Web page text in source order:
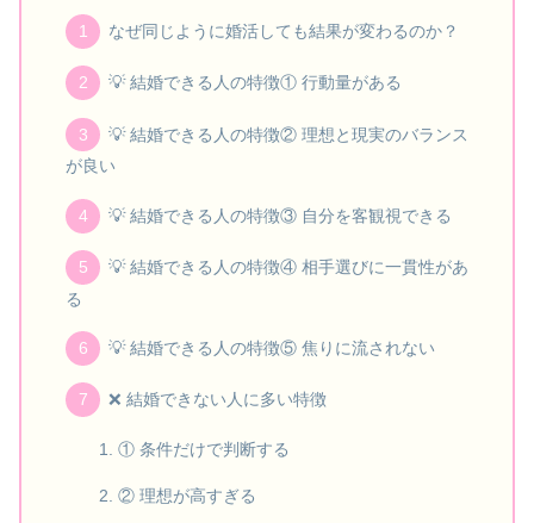
なぜ同じように婚活しても結果が変わるのか？
💡 結婚できる人の特徴① 行動量がある
💡 結婚できる人の特徴② 理想と現実のバランス
が良い
💡 結婚できる人の特徴③ 自分を客観視できる
💡 結婚できる人の特徴④ 相手選びに一貫性があ
る
💡 結婚できる人の特徴⑤ 焦りに流されない
❌ 結婚できない人に多い特徴
① 条件だけで判断する
② 理想が高すぎる